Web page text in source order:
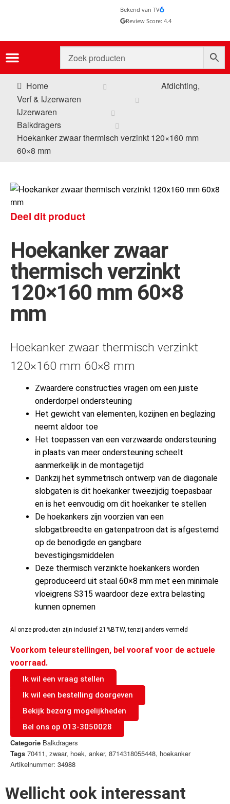
Bekend van TV
Review Score: 4.4
Home
Afdichting,
Verf & IJzerwaren
IJzerwaren
Balkdragers
Hoekanker zwaar thermisch verzinkt 120×160 mm
60×8 mm
Deel dit product
Hoekanker zwaar
thermisch verzinkt
120×160 mm 60×8
mm
Hoekanker zwaar thermisch verzinkt
120×160 mm 60×8 mm
Zwaardere constructies vragen om een juiste
onderdorpel ondersteuning
Het gewicht van elementen, kozijnen en beglazing
neemt aldoor toe
Het toepassen van een verzwaarde ondersteuning
in plaats van meer ondersteuning scheelt
aanmerkelijk in de montagetijd
Dankzij het symmetrisch ontwerp van de diagonale
slobgaten is dit hoekanker tweezijdig toepasbaar
en is het eenvoudig om dit hoekanker te stellen
De hoekankers zijn voorzien van een
slobgatbreedte en gatenpatroon dat is afgestemd
op de benodigde en gangbare
bevestigingsmiddelen
Deze thermisch verzinkte hoekankers worden
geproduceerd uit staal 60×8 mm met een minimale
vloeigrens S315 waardoor deze extra belasting
kunnen opnemen
Al onze producten zijn inclusief 21%BTW, tenzij anders vermeld
Voorkom teleurstellingen, bel vooraf voor de actuele
voorraad.
Ik wil een vraag stellen
Ik wil een bestelling doorgeven
Bekijk bezorg mogelijkheden
Bel ons op 013-3050028
Categorie Balkdragers
Tags 70411, zwaar, hoek, anker, 8714318055448, hoekanker
Artikelnummer: 34988
Wellicht ook interessant